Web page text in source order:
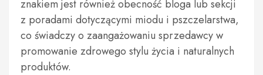
znakiem jest również obecność bloga lub sekcji
z poradami dotyczącymi miodu i pszczelarstwa,
co świadczy o zaangażowaniu sprzedawcy w
promowanie zdrowego stylu życia i naturalnych
produktów.